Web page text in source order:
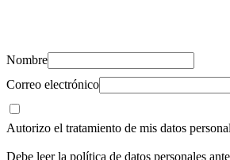
Nombre
Correo electrónico
Autorizo el tratamiento de mis datos
Debe leer la política de datos personales